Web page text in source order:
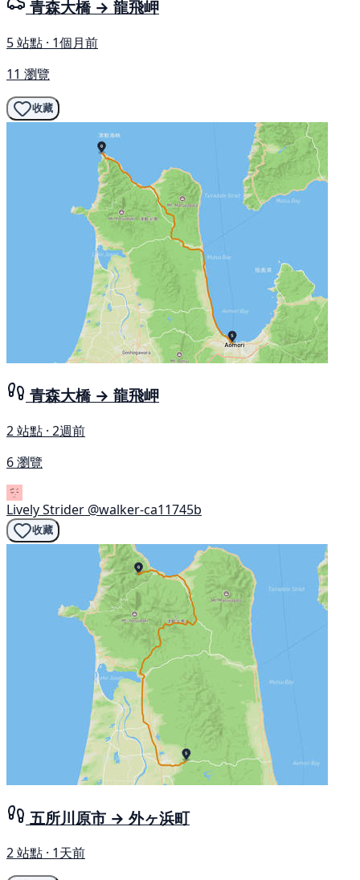
青森大橋 → 龍飛岬
5 站點 · 1個月前
11 瀏覽
收藏
青森大橋 → 龍飛岬
2 站點 · 2週前
6 瀏覽
Lively Strider @walker-ca11745b
收藏
五所川原市 → 外ヶ浜町
2 站點 · 1天前